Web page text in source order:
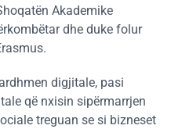
Akademike
dhe duke folur
digjitale, pasi
që nxisin sipërmarrjen
treguan se si bizneset